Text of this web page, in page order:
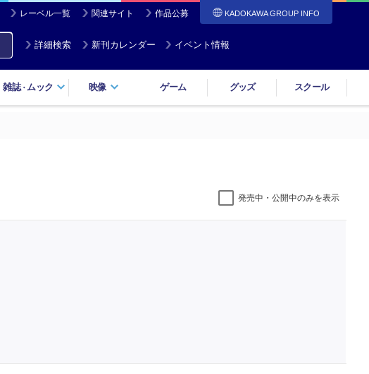
レーベル一覧 関連サイト 作品公募 KADOKAWA GROUP INFO
詳細検索 新刊カレンダー イベント情報
雑誌・ ムック 映像 ゲーム グッズ スクール
発売中・公開中のみを表示